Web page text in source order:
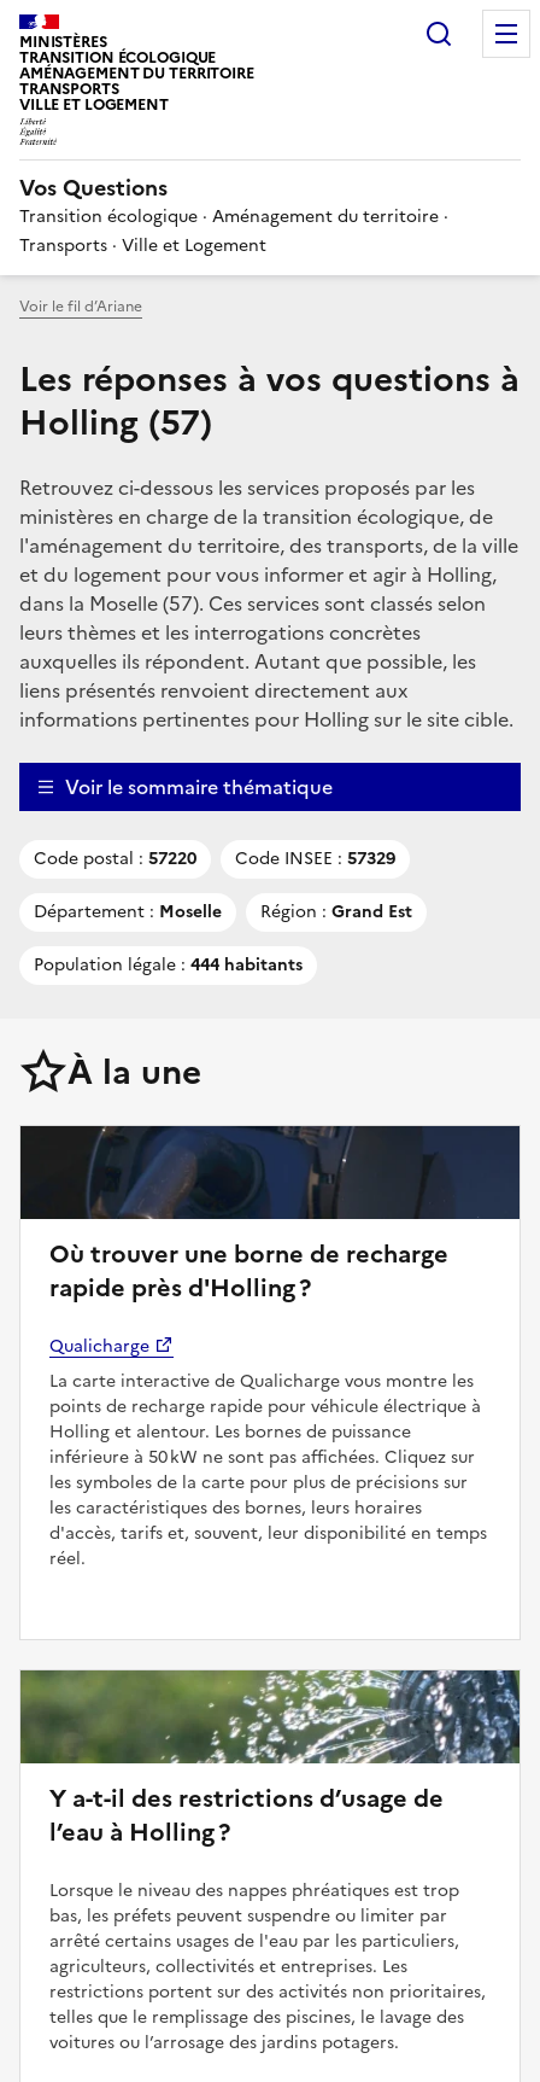
MINISTÈRES
TRANSITION ÉCOLOGIQUE
AMÉNAGEMENT DU TERRITOIRE
TRANSPORTS
VILLE ET LOGEMENT
Vos Questions
Transition écologique · Aménagement du territoire ·
Transports · Ville et Logement
Voir le fil d’Ariane
Les réponses à vos questions à
Holling (57)
Retrouvez ci-dessous les services proposés par les
ministères en charge de la transition écologique, de
l'aménagement du territoire, des transports, de la ville
et du logement pour vous informer et agir à Holling,
dans la Moselle (57). Ces services sont classés selon
leurs thèmes et les interrogations concrètes
auxquelles ils répondent. Autant que possible, les
liens présentés renvoient directement aux
informations pertinentes pour Holling sur le site cible.
Voir le sommaire thématique
Code postal : 57220 Code INSEE : 57329
Département : Moselle Région : Grand Est
Population légale : 444 habitants
À la une
Où trouver une borne de recharge
rapide près d'Holling ?
Qualicharge
La carte interactive de Qualicharge vous montre les
points de recharge rapide pour véhicule électrique à
Holling et alentour. Les bornes de puissance
inférieure à 50 kW ne sont pas affichées. Cliquez sur
les symboles de la carte pour plus de précisions sur
les caractéristiques des bornes, leurs horaires
d'accès, tarifs et, souvent, leur disponibilité en temps
réel.
Y a-t-il des restrictions d’usage de
l’eau à Holling ?
Lorsque le niveau des nappes phréatiques est trop
bas, les préfets peuvent suspendre ou limiter par
arrêté certains usages de l'eau par les particuliers,
agriculteurs, collectivités et entreprises. Les
restrictions portent sur des activités non prioritaires,
telles que le remplissage des piscines, le lavage des
voitures ou l’arrosage des jardins potagers.